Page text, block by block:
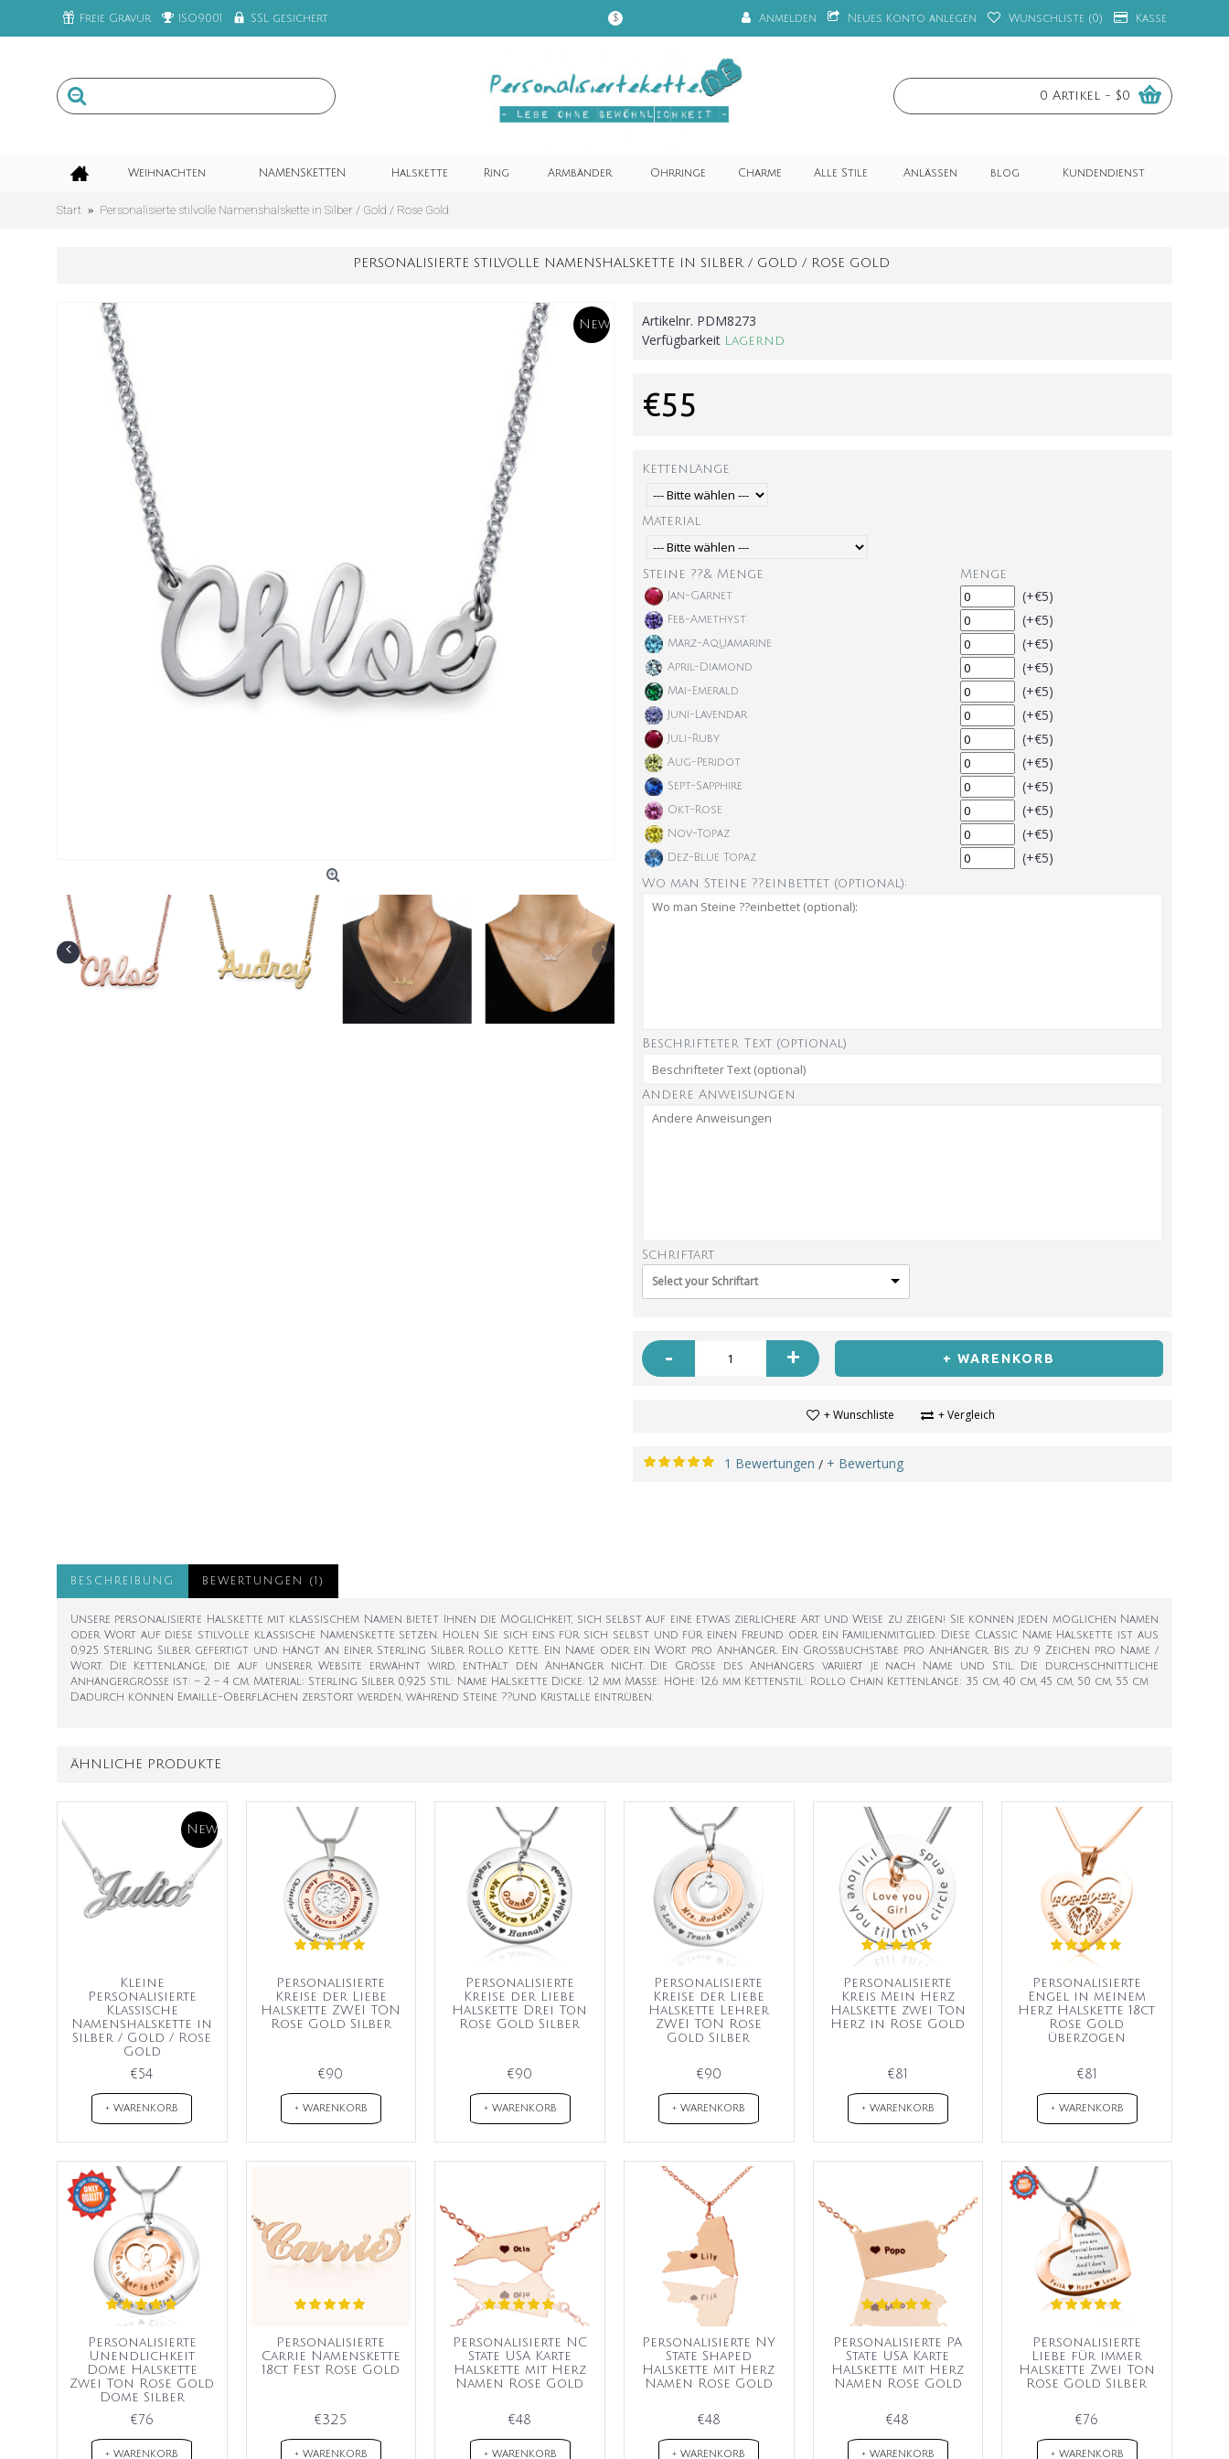
Freie Gravur ISO9001 SSL gesichert $ Anmelden Neues Konto anlegen Wunschliste (0) Kasse
0 Artikel - $0
Weihnachten NAMENSKETTEN Halskette Ring Armbänder Ohrringe Charme Alle Stile Anlässen blog Kundendienst
Start Personalisierte stilvolle Namenshalskette in Silber / Gold / Rose Gold
PERSONALISIERTE STILVOLLE NAMENSHALSKETTE IN SILBER / GOLD / ROSE GOLD
New Artikelnr. PDM8273
Verfügbarkeit Lagernd
€55
Kettenlänge
Material
Steine ??& Menge Menge
Jan-Garnet (+€5)
Feb-Amethyst (+€5)
März-Aquamarine (+€5)
April-Diamond (+€5)
Mai-Emerald (+€5)
Juni-Lavendar (+€5)
Juli-Ruby (+€5)
Aug-Peridot (+€5)
Sept-Sapphire (+€5)
Okt-Rose (+€5)
Nov-Topaz (+€5)
Dez-Blue Topaz (+€5)
Wo man Steine ??einbettet (optional):
Beschrifteter Text (optional)
Andere Anweisungen
Schriftart
Select your Schriftart
- + + WARENKORB
+ Wunschliste + Vergleich
1 Bewertungen / + Bewertung
BESCHREIBUNG BEWERTUNGEN (1)
Unsere personalisierte Halskette mit klassischem Namen bietet Ihnen die Möglichkeit, sich selbst auf eine etwas zierlichere Art und Weise zu zeigen! Sie können jeden möglichen Namen
oder Wort auf diese stilvolle klassische Namenskette setzen. Holen Sie sich eins für sich selbst und für einen Freund oder ein Familienmitglied. Diese Classic Name Halskette ist aus
0,925 Sterling Silber gefertigt und hängt an einer Sterling Silber Rollo Kette. Ein Name oder ein Wort pro Anhänger. Ein Großbuchstabe pro Anhänger. Bis zu 9 Zeichen pro Name /
Wort. Die Kettenlänge, die auf unserer Website erwähnt wird, enthält den Anhänger nicht. Die Größe des Anhängers variiert je nach Name und Stil. Die durchschnittliche
Anhängergröße ist: – 2 – 4 cm. Material: Sterling Silber 0,925 Stil: Name Halskette Dicke: 1,2 mm Maße: Höhe: 12,6 mm Kettenstil: Rollo Chain Kettenlänge: 35 cm, 40 cm, 45 cm, 50 cm, 55 cm
Dadurch können Emaille-Oberflächen zerstört werden, während Steine ??und Kristalle eintrüben.
ÄHNLICHE PRODUKTE
New
Kleine
Personalisierte
Klassische
Namenshalskette in
Silber / Gold / Rose
Gold
€54
+ WARENKORB
Personalisierte
Kreise der Liebe
Halskette ZWEI TON
Rose Gold Silber
€90
+ WARENKORB
Personalisierte
Kreise der Liebe
Halskette Drei Ton
Rose Gold Silber
€90
+ WARENKORB
Personalisierte
Kreise der Liebe
Halskette Lehrer
ZWEI TON Rose
Gold Silber
€90
+ WARENKORB
Personalisierte
Kreis Mein Herz
Halskette zwei Ton
Herz in Rose Gold
€81
+ WARENKORB
Personalisierte
Engel in meinem
Herz Halskette 18ct
Rose Gold
überzogen
€81
+ WARENKORB
Personalisierte
Unendlichkeit
Dome Halskette
Zwei Ton Rose Gold
Dome Silber
€76
+ WARENKORB
Personalisierte
Carrie Namenskette
18ct Fest Rose Gold
€325
+ WARENKORB
Personalisierte NC
State USA Karte
Halskette mit Herz
Namen Rose Gold
€48
+ WARENKORB
Personalisierte NY
State Shaped
Halskette mit Herz
Namen Rose Gold
€48
+ WARENKORB
Personalisierte PA
State USA Karte
Halskette mit Herz
Namen Rose Gold
€48
+ WARENKORB
Personalisierte
Liebe für immer
Halskette Zwei Ton
Rose Gold Silber
€76
+ WARENKORB